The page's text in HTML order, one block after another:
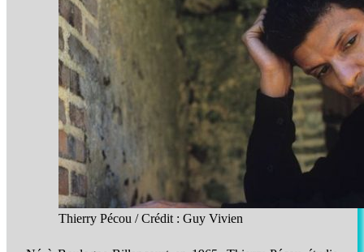
Thierry Pécou / Crédit : Guy Vivien